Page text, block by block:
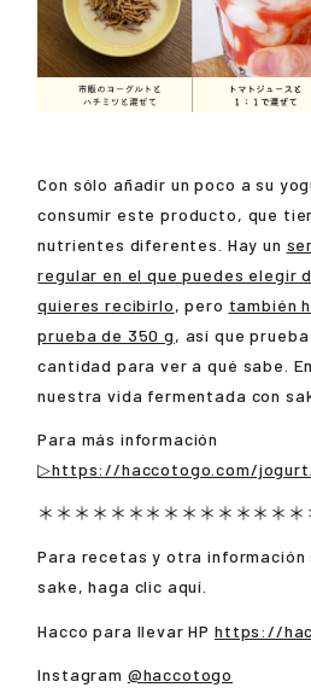
Con sólo añadir un poco a su
consumir este producto, que
nutrientes diferentes. Hay un
regular en el que puedes elegir
quieres recibirlo, pero también
prueba de 350 g, así que
cantidad para ver a qué sabe.
nuestra vida fermentada con
Para más información
▷https://haccotogo.com/
＊＊＊＊＊＊＊＊＊＊＊＊＊＊＊
Para recetas y otra información
sake, haga clic aquí.
Hacco para llevar HP https://
Instagram @haccotogo